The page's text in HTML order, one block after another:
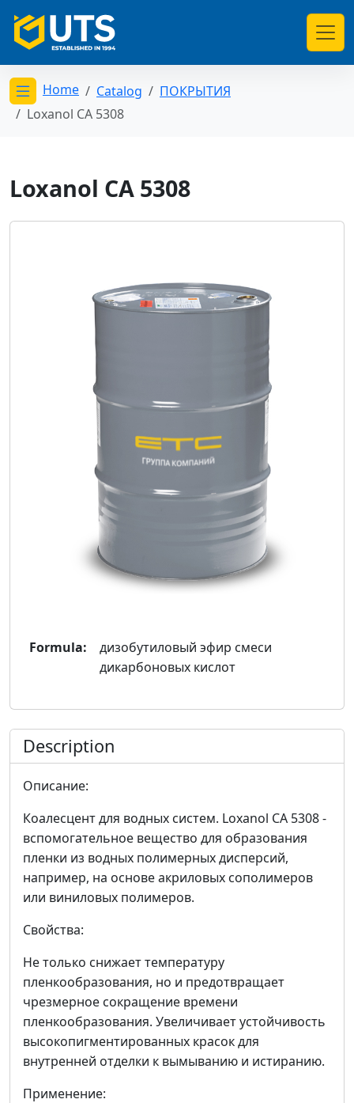
Открыть меню категорий
Home Catalog
ПОКРЫТИЯ
Loxanol CA 5308
Loxanol CA 5308
Formula:
дизобутиловый эфир смеси
дикарбоновых кислот
Description
Описание:
Коалесцент для водных систем. Loxanol CA 5308 -
вспомогательное вещество для образования
пленки из водных полимерных дисперсий,
например, на основе акриловых сополимеров
или виниловых полимеров.
Свойства:
Не только снижает температуру
пленкообразования, но и предотвращает
чрезмерное сокращение времени
пленкообразования. Увеличивает устойчивость
высокопигментированных красок для
внутренней отделки к вымыванию и истиранию.
Применение: